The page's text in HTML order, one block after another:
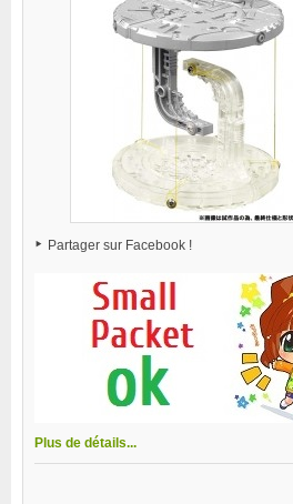
Partager sur Facebook !
Plus de détails...